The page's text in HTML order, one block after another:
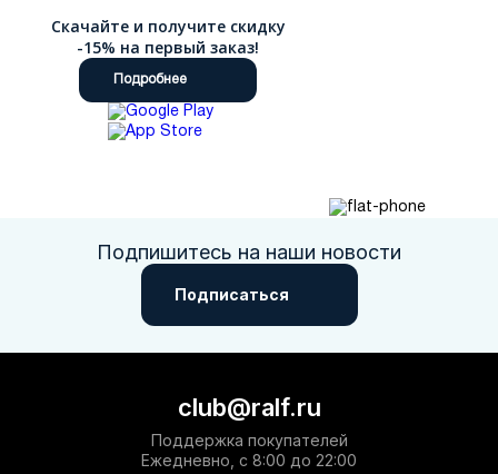
Скачайте и получите скидку
-15% на первый заказ!
Подробнее
Подпишитесь на наши новости
Подписаться
club@ralf.ru
Поддержка покупателей
Ежедневно, с 8:00 до 22:00